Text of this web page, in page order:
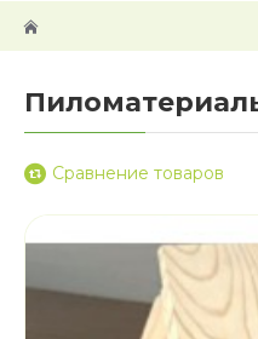
Сравнение товаров